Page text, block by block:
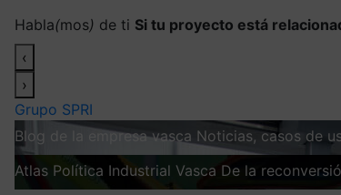
Habla(mos) de ti Si tu proyecto está
‹
›
Grupo SPRI
Blog de la empresa vasca Noticias, casos de
Atlas Política Industrial Vasca De la